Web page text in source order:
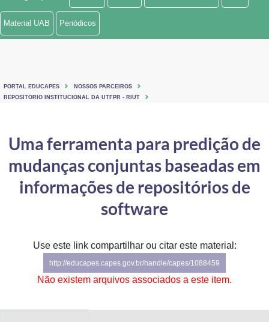
Ministério de Minas e Energia
Ministério do Turismo
Controladoria-Geral da União
Ministério da Mulher, da Família e dos Direitos Humanos
Gabinete de Segurança Institucional
Advocacia-Geral da União
Material UAB Periódicos
PORTAL EDUCAPES
NOSSOS PARCEIROS
REPOSITORIO INSTITUCIONAL DA UTFPR - RIUT
Uma ferramenta para predição de
mudanças conjuntas baseadas em
informações de repositórios de
software
Use este link compartilhar ou citar este material:
http://educapes.capes.gov.br/handle/capes/1088459
Não existem arquivos associados a este item.